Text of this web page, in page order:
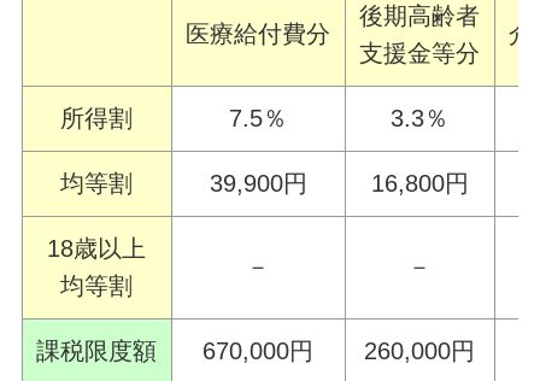
医療給付費分
後期高齢者
支援金等分
介
所得割 7.5％ 3.3％
均等割 39,900円 16,800円
18歳以上
均等割
－ －
課税限度額 670,000円 260,000円